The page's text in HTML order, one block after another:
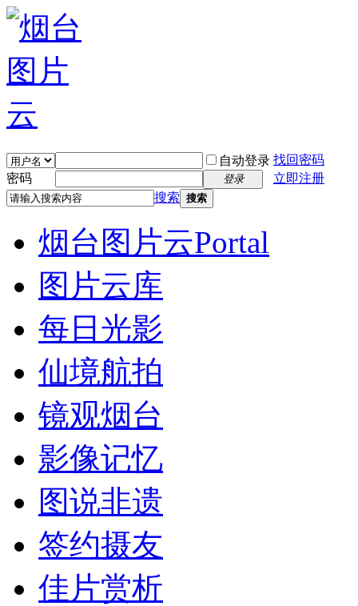
自动登录 找回密码
密码
登录
立即注册
搜索 搜索
烟台图片云Portal
图片云库
每日光影
仙境航拍
镜观烟台
影像记忆
图说非遗
签约摄友
佳片赏析